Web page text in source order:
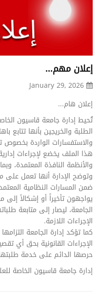
إعلان مهم...
إعلان هام...
تُحيط إدارة جامعة قاسيون
الطلبة والخريجين بأنها تتابع
والاستفسارات الواردة بخصوص
هذا الملف يخضع لإجراءات
والأنظمة النافذة المعتمدة،
وتوضح الإدارة أنها تعمل
ضمن المسارات النظامية
يواجهون تأخيراً أو إشكالاً إلى
الجامعة، ليصار إلى متابعة
الإجراءات اللازمة.
كما تؤكد إدارة الجامعة
الإجراءات القانونية بحق أي
حرصها الدائم على خدمة
إدارة جامعة قاسيون الخاصة